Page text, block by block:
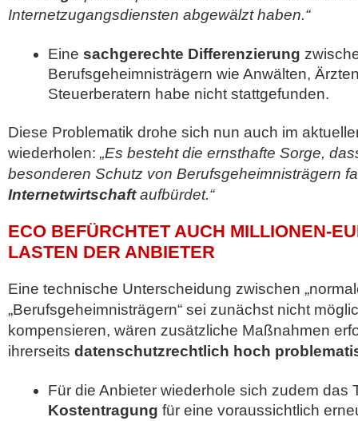
Internetzugangsdiensten abgewälzt haben.“
Eine sachgerechte Differenzierung
Berufsgeheimnisträgern wie Anwälten,
Steuerberatern habe nicht stattgefunden.
Diese Problematik drohe sich nun auch im
wiederholen: „Es besteht die ernsthafte Sorge,
besonderen Schutz von Berufsgeheimnisträgern
Internetwirtschaftaufbürdet.“
ECO BEFÜRCHTET AUCH MILLIONEN-
LASTEN DER ANBIETER
Eine technische Unterscheidung zwischen
„Berufsgeheimnisträgern“ sei zunächst nicht
kompensieren, wären zusätzliche Maßnahmen
ihrerseits datenschutzrechtlich hoch
Für die Anbieter wiederhole sich zudem das
Kostentragung für eine voraussichtlich